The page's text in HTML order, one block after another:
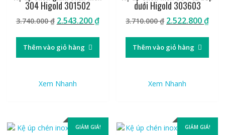
304 Higold 301502
3.740.000₫ Giá
là:
3.740.000 ₫.
2.543.200₫Giá
Thêm vào giỏ hàng
Xem Nhanh
dưới Higold 303603
3.710.000₫ Giá
là:
3.710.000 ₫.
2.522.800₫Giá
Thêm vào giỏ hàng
Xem Nhanh
GIẢM GIÁ! GIẢM GIÁ!